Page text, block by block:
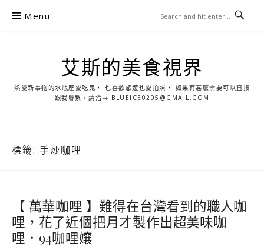
Menu
艾斯的美食視界
熱愛新事物的水瓶座愛吃鬼， 也喜歡旅遊也愛拍照， 如果有甚麼需要可以直接
跟我聯繫，請洽→ BLUEICE0205@GMAIL.COM
標籤: 手炒咖哩
【 萬華咖哩 】難得在台灣看到的職人咖
哩，花了近個把月才製作出超美味咖
哩．94咖哩孃